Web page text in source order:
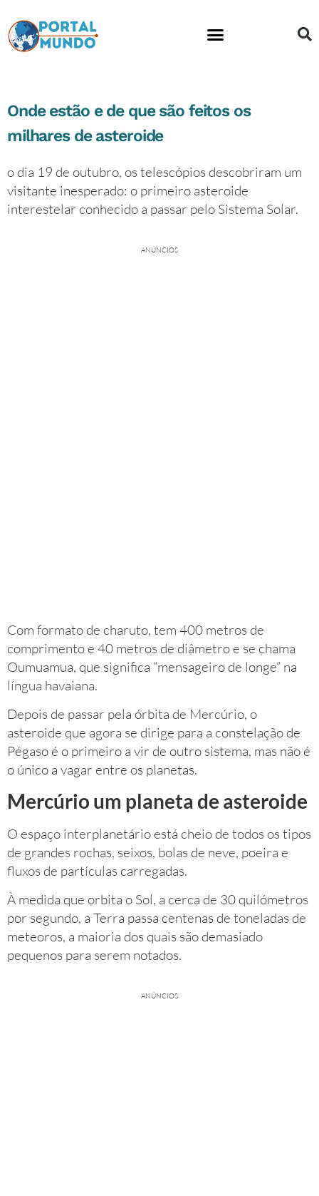
Onde estão e de que são feitos os
milhares de asteroide
o dia 19 de outubro, os telescópios descobriram um
visitante inesperado: o primeiro asteroide
interestelar conhecido a passar pelo Sistema Solar.
ANÚNCIOS
Com formato de charuto, tem 400 metros de
comprimento e 40 metros de diâmetro e se chama
Oumuamua, que significa “mensageiro de longe” na
língua havaiana.
Depois de passar pela órbita de Mercúrio, o
asteroide que agora se dirige para a constelação de
Pégaso é o primeiro a vir de outro sistema, mas não é
o único a vagar entre os planetas.
Mercúrio um planeta de asteroide
O espaço interplanetário está cheio de todos os tipos
de grandes rochas, seixos, bolas de neve, poeira e
fluxos de partículas carregadas.
À medida que orbita o Sol, a cerca de 30 quilómetros
por segundo, a Terra passa centenas de toneladas de
meteoros, a maioria dos quais são demasiado
pequenos para serem notados.
ANÚNCIOS